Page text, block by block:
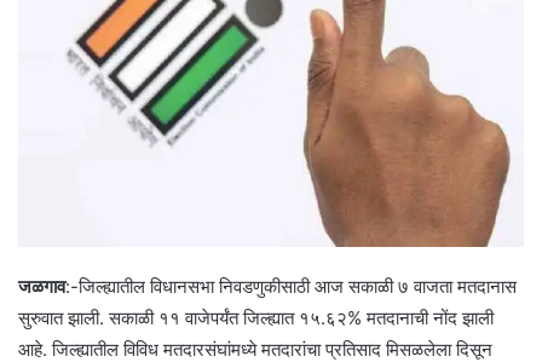
जळगाव:-जिल्ह्यातील विधानसभा निवडणुकीसाठी आज सकाळी ७ वाजता मतदानास
सुरुवात झाली. सकाळी ११ वाजेपर्यंत जिल्ह्यात १५.६२% मतदानाची नोंद झाली
आहे. जिल्ह्यातील विविध मतदारसंघांमध्ये मतदारांचा प्रतिसाद मिसळलेला दिसून